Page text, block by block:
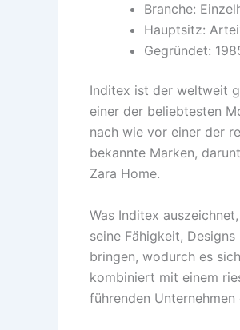
Branche:
Hauptsitz:
Gegründet:
Inditex ist der weltweit
einer der beliebtesten
nach wie vor einer der
bekannte Marken,
Zara Home.
Was Inditex
seine Fähigkeit,
bringen, wodurch es
kombiniert mit einem
führenden